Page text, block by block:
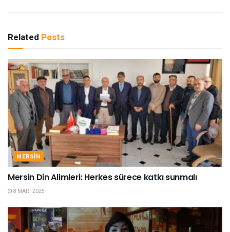
Related Posts
MERSIN
Mersin Din Alimleri: Herkes sürece katkı sunmalı
8 MART 2025